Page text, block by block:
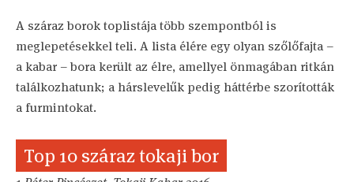
A száraz borok toplistája több szempontból is
meglepetésekkel teli. A lista élére egy olyan szőlőfajta –
a kabar – bora került az élre, amellyel önmagában ritkán
találkozhatunk; a hárslevelűk pedig háttérbe szorították
a furmintokat.
Top 10 száraz tokaji bor